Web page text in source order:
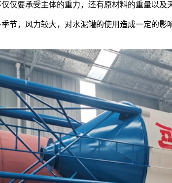
要承受主体的重力，还有原材料的重量以及
节，风力较大，对水泥罐的使用造成一定的影